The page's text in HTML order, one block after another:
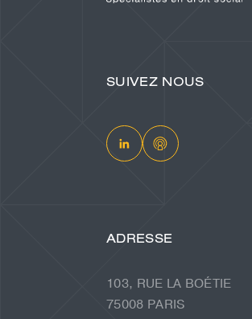
SUIVEZ NOUS
ADRESSE
103, RUE LA BOÉTIE
75008 PARIS